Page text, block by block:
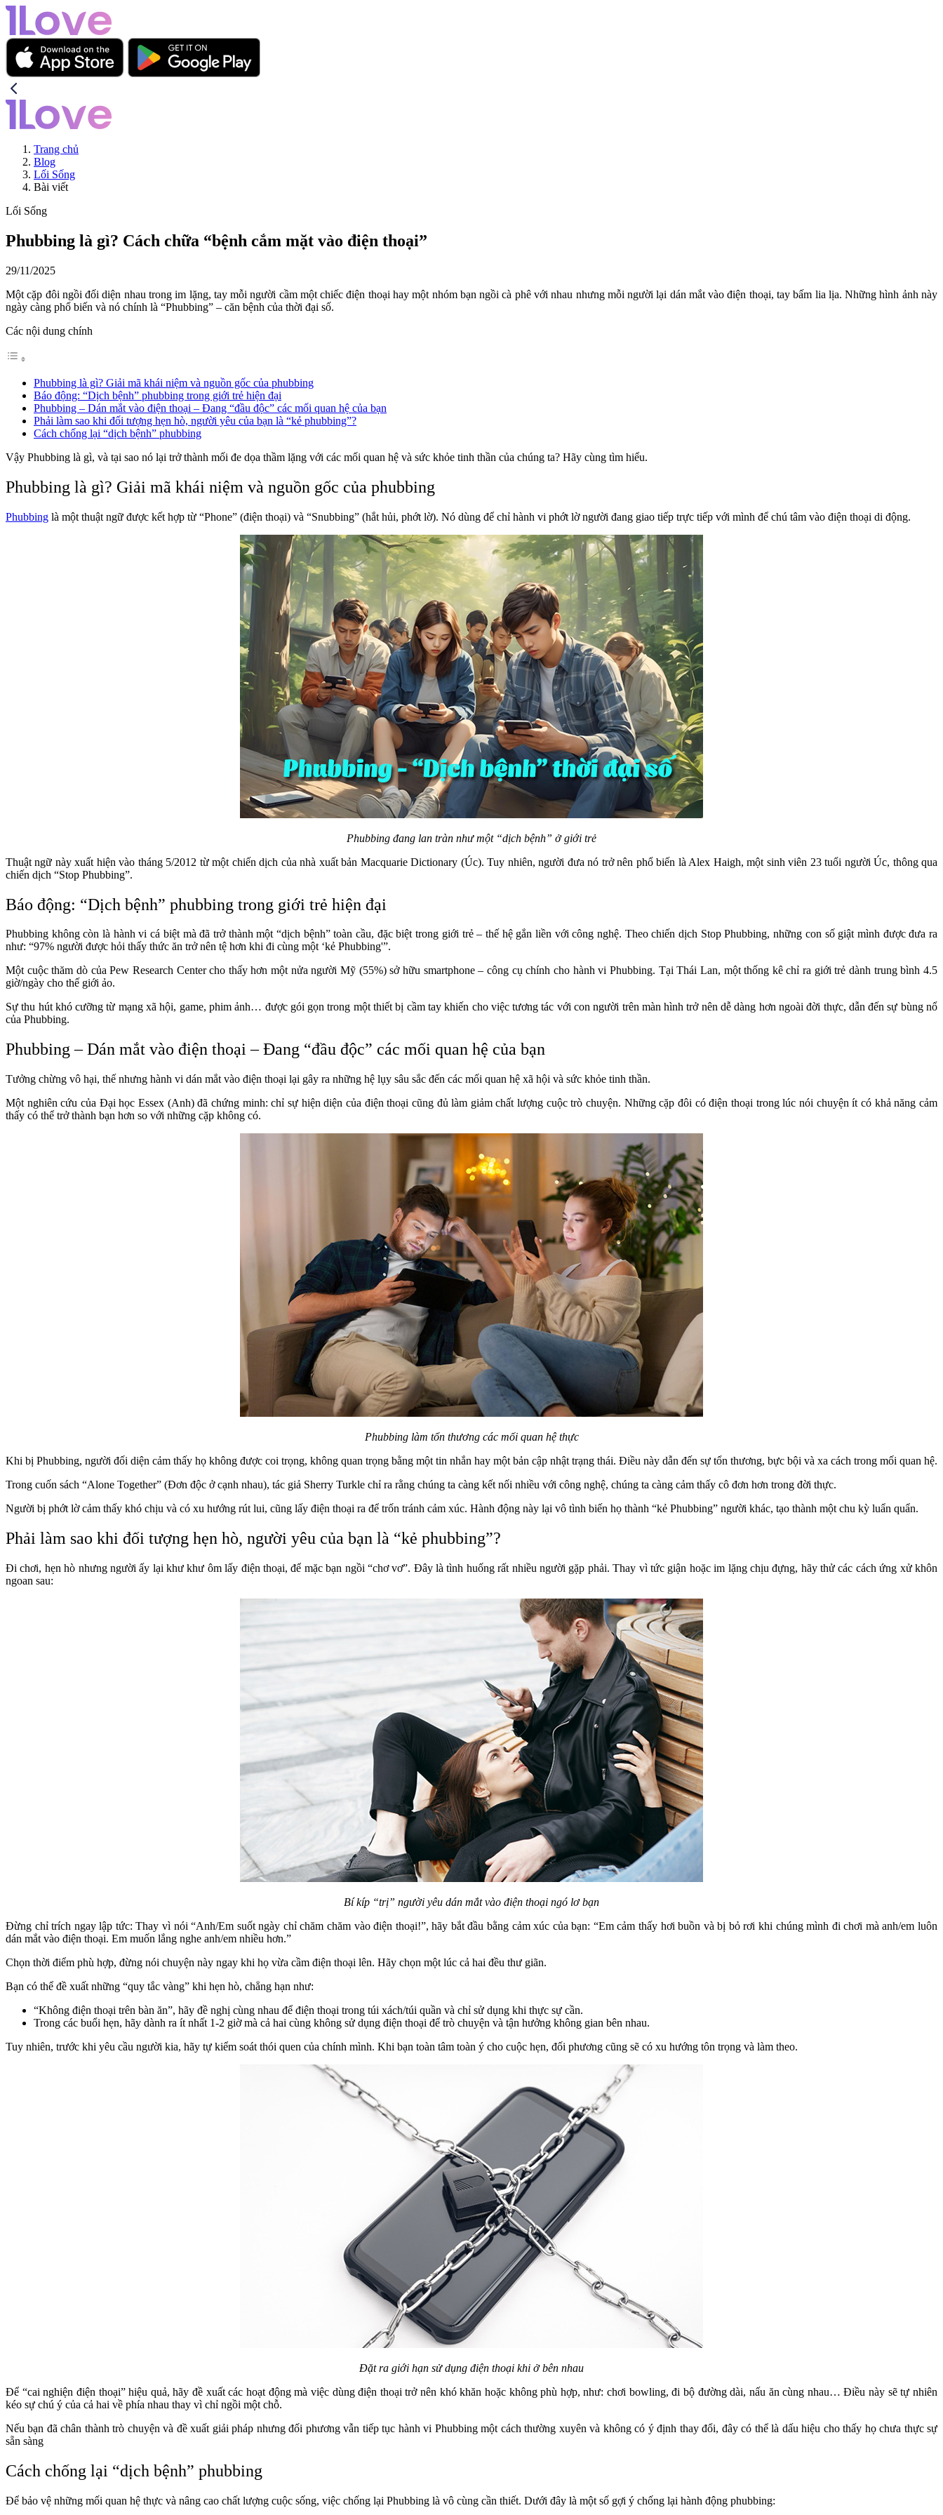
Trang chủ
Blog
Lối Sống
Bài viết
Lối Sống
Phubbing là gì? Cách chữa “bệnh cắm mặt vào điện thoại”
29/11/2025
Một cặp đôi ngồi đối diện nhau trong im lặng, tay mỗi người cầm một chiếc điện thoại hay một nhóm bạn ngồi cà phê với nhau nhưng mỗi người lại dán mắt vào điện thoại, tay bấm lia lịa. Những hình ảnh này
ngày càng phổ biến và nó chính là “Phubbing” – căn bệnh của thời đại số.
Các nội dung chính
Phubbing là gì? Giải mã khái niệm và nguồn gốc của phubbing
Báo động: “Dịch bệnh” phubbing trong giới trẻ hiện đại
Phubbing – Dán mắt vào điện thoại – Đang “đầu độc” các mối quan hệ của bạn
Phải làm sao khi đối tượng hẹn hò, người yêu của bạn là “kẻ phubbing”?
Cách chống lại “dịch bệnh” phubbing
Vậy Phubbing là gì, và tại sao nó lại trở thành mối đe dọa thầm lặng với các mối quan hệ và sức khỏe tinh thần của chúng ta? Hãy cùng tìm hiểu.
Phubbing là gì? Giải mã khái niệm và nguồn gốc của phubbing
Phubbing là một thuật ngữ được kết hợp từ “Phone” (điện thoại) và “Snubbing” (hắt hủi, phớt lờ). Nó dùng để chỉ hành vi phớt lờ người đang giao tiếp trực tiếp với mình để chú tâm vào điện thoại di động.
Phubbing đang lan tràn như một “dịch bệnh” ở giới trẻ
Thuật ngữ này xuất hiện vào tháng 5/2012 từ một chiến dịch của nhà xuất bản Macquarie Dictionary (Úc). Tuy nhiên, người đưa nó trở nên phổ biến là Alex Haigh, một sinh viên 23 tuổi người Úc, thông qua
chiến dịch “Stop Phubbing”.
Báo động: “Dịch bệnh” phubbing trong giới trẻ hiện đại
Phubbing không còn là hành vi cá biệt mà đã trở thành một “dịch bệnh” toàn cầu, đặc biệt trong giới trẻ – thế hệ gắn liền với công nghệ. Theo chiến dịch Stop Phubbing, những con số giật mình được đưa ra
như: “97% người được hỏi thấy thức ăn trở nên tệ hơn khi đi cùng một ‘kẻ Phubbing'”.
Một cuộc thăm dò của Pew Research Center cho thấy hơn một nửa người Mỹ (55%) sở hữu smartphone – công cụ chính cho hành vi Phubbing. Tại Thái Lan, một thống kê chỉ ra giới trẻ dành trung bình 4.5
giờ/ngày cho thế giới ảo.
Sự thu hút khó cưỡng từ mạng xã hội, game, phim ảnh… được gói gọn trong một thiết bị cầm tay khiến cho việc tương tác với con người trên màn hình trở nên dễ dàng hơn ngoài đời thực, dẫn đến sự bùng nổ
của Phubbing.
Phubbing – Dán mắt vào điện thoại – Đang “đầu độc” các mối quan hệ của bạn
Tưởng chừng vô hại, thế nhưng hành vi dán mắt vào điện thoại lại gây ra những hệ lụy sâu sắc đến các mối quan hệ xã hội và sức khỏe tinh thần.
Một nghiên cứu của Đại học Essex (Anh) đã chứng minh: chỉ sự hiện diện của điện thoại cũng đủ làm giảm chất lượng cuộc trò chuyện. Những cặp đôi có điện thoại trong lúc nói chuyện ít có khả năng cảm
thấy có thể trở thành bạn hơn so với những cặp không có.
Phubbing làm tổn thương các mối quan hệ thực
Khi bị Phubbing, người đối diện cảm thấy họ không được coi trọng, không quan trọng bằng một tin nhắn hay một bản cập nhật trạng thái. Điều này dẫn đến sự tổn thương, bực bội và xa cách trong mối quan hệ.
Trong cuốn sách “Alone Together” (Đơn độc ở cạnh nhau), tác giả Sherry Turkle chỉ ra rằng chúng ta càng kết nối nhiều với công nghệ, chúng ta càng cảm thấy cô đơn hơn trong đời thực.
Người bị phớt lờ cảm thấy khó chịu và có xu hướng rút lui, cũng lấy điện thoại ra để trốn tránh cảm xúc. Hành động này lại vô tình biến họ thành “kẻ Phubbing” người khác, tạo thành một chu kỳ luẩn quẩn.
Phải làm sao khi đối tượng hẹn hò, người yêu của bạn là “kẻ phubbing”?
Đi chơi, hẹn hò nhưng người ấy lại khư khư ôm lấy điện thoại, để mặc bạn ngồi “chơ vơ”. Đây là tình huống rất nhiều người gặp phải. Thay vì tức giận hoặc im lặng chịu đựng, hãy thử các cách ứng xử khôn
ngoan sau:
Bí kíp “trị” người yêu dán mắt vào điện thoại ngó lơ bạn
Đừng chỉ trích ngay lập tức: Thay vì nói “Anh/Em suốt ngày chỉ chăm chăm vào điện thoại!”, hãy bắt đầu bằng cảm xúc của bạn: “Em cảm thấy hơi buồn và bị bỏ rơi khi chúng mình đi chơi mà anh/em luôn
dán mắt vào điện thoại. Em muốn lắng nghe anh/em nhiều hơn.”
Chọn thời điểm phù hợp, đừng nói chuyện này ngay khi họ vừa cầm điện thoại lên. Hãy chọn một lúc cả hai đều thư giãn.
Bạn có thể đề xuất những “quy tắc vàng” khi hẹn hò, chẳng hạn như:
“Không điện thoại trên bàn ăn”, hãy đề nghị cùng nhau để điện thoại trong túi xách/túi quần và chỉ sử dụng khi thực sự cần.
Trong các buổi hẹn, hãy dành ra ít nhất 1-2 giờ mà cả hai cùng không sử dụng điện thoại để trò chuyện và tận hưởng không gian bên nhau.
Tuy nhiên, trước khi yêu cầu người kia, hãy tự kiểm soát thói quen của chính mình. Khi bạn toàn tâm toàn ý cho cuộc hẹn, đối phương cũng sẽ có xu hướng tôn trọng và làm theo.
Đặt ra giới hạn sử dụng điện thoại khi ở bên nhau
Để “cai nghiện điện thoại” hiệu quả, hãy đề xuất các hoạt động mà việc dùng điện thoại trở nên khó khăn hoặc không phù hợp, như: chơi bowling, đi bộ đường dài, nấu ăn cùng nhau… Điều này sẽ tự nhiên
kéo sự chú ý của cả hai về phía nhau thay vì chỉ ngồi một chỗ.
Nếu bạn đã chân thành trò chuyện và đề xuất giải pháp nhưng đối phương vẫn tiếp tục hành vi Phubbing một cách thường xuyên và không có ý định thay đổi, đây có thể là dấu hiệu cho thấy họ chưa thực sự
sẵn sàng
Cách chống lại “dịch bệnh” phubbing
Để bảo vệ những mối quan hệ thực và nâng cao chất lượng cuộc sống, việc chống lại Phubbing là vô cùng cần thiết. Dưới đây là một số gợi ý chống lại hành động phubbing: